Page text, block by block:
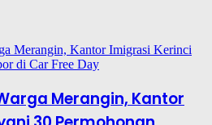
Merangin, Kantor